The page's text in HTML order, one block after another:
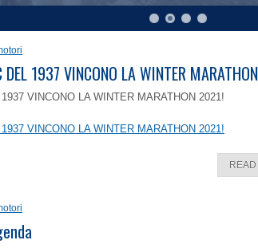
1937 VINCONO LA WINTER
VINCONO LA WINTER MARATHON 2021!
VINCONO LA WINTER MARATHON 2021!